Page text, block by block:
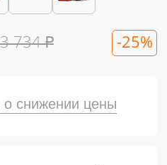
734₽ -25%
снижении цены